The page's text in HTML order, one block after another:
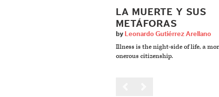
LA MUERTE Y SUS
METÁFORAS
by Leonardo Gutiérrez Arellano
Illness is the night-side of life, a
onerous citizenship.